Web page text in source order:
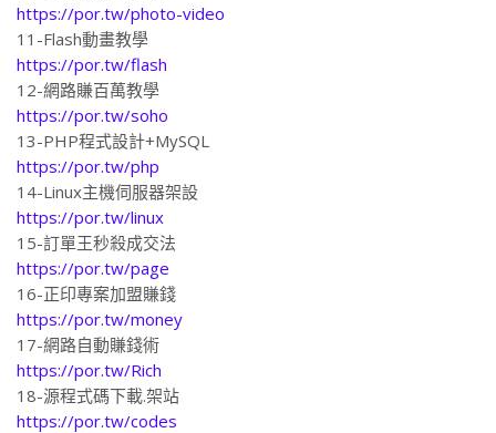
https://por.tw/photo-video
11-Flash動畫教學
https://por.tw/flash
12-網路賺百萬教學
https://por.tw/soho
13-PHP程式設計+MySQL
https://por.tw/php
14-Linux主機伺服器架設
https://por.tw/linux
15-訂單王秒殺成交法
https://por.tw/page
16-正印專案加盟賺錢
https://por.tw/money
17-網路自動賺錢術
https://por.tw/Rich
18-源程式碼下載.架站
https://por.tw/codes